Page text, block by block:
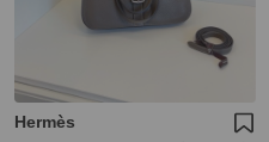
Hermès